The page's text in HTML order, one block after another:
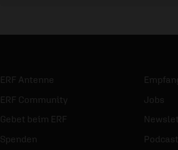
ERF Antenne
ERF Community
Gebet beim ERF
Spenden
Jobs